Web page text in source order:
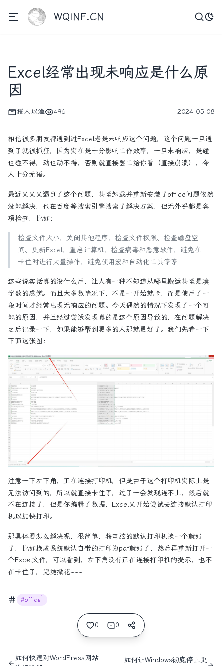
WQINF.CN
Excel经常出现未响应是什么原
因
授人以渔 496 2024-05-08
相信很多朋友都遇到过Excel老是未响应这个问题，这个问题一旦遇
到了就很抓狂，因为实在是十分影响工作效率，一旦未响应，是碰
也碰不得，动也动不得，否则就直接罢工给你看（直接崩溃），令
人十分无语。
最近又又又遇到了这个问题，甚至卸载并重新安装了office问题依然
没能解决，也在百度等搜索引擎搜索了解决方案，但无外乎都是各
项检查，比如：
检查文件大小、关闭其他程序、检查文件权限、检查磁盘空
间、更新Excel、重启计算机、检查病毒和恶意软件、避免在
卡住时进行大量操作、避免使用宏和自动化工具等等
这些说实话真的没什么用，让人有一种不知道从哪里搬运甚至是凑
字数的感觉。而且大多数情况下，不是一开始就卡，而是使用了一
段时间才经常出现无响应的问题。今天偶然的情况下发现了一个可
能的原因，并且经过尝试发现真的是这个原因导致的，在问题解决
之后记录一下，如果能够帮到更多的人那就更好了。我们先看一下
下面这张图：
注意一下左下角，正在连接打印机，但是由于这个打印机实际上是
无法访问到的，所以就直接卡住了，过了一会发现连不上，然后就
不在连接了，但是你编辑了数据，Excel又开始尝试去连接默认打印
机以加快打印。
那具体要怎么解决呢，很简单，将电脑的默认打印机换一个就好
了，比如换成系统默认自带的打印为pdf就好了，然后再重新打开一
个Excel文件，可以看到，左下角没有正在连接打印机的提示，也不
在卡住了，完结撒花~~~
#office 1
0 0
如何快速对WordPress网站
如何让Windows彻底停止更